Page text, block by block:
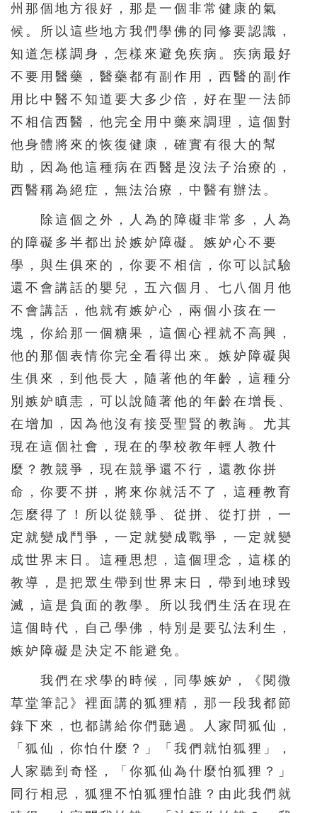
州那個地方很好，那是一個非常健康的氣
候。所以這些地方我們學佛的同修要認識，
知道怎樣調身，怎樣來避免疾病。疾病最好
不要用醫藥，醫藥都有副作用，西醫的副作
用比中醫不知道要大多少倍，好在聖一法師
不相信西醫，他完全用中藥來調理，這個對
他身體將來的恢復健康，確實有很大的幫
助，因為他這種病在西醫是沒法子治療的，
西醫稱為絕症，無法治療，中醫有辦法。
除這個之外，人為的障礙非常多，人為
的障礙多半都出於嫉妒障礙。嫉妒心不要
學，與生俱來的，你要不相信，你可以試驗
還不會講話的嬰兒，五六個月、七八個月他
不會講話，他就有嫉妒心，兩個小孩在一
塊，你給那一個糖果，這個心裡就不高興，
他的那個表情你完全看得出來。嫉妒障礙與
生俱來，到他長大，隨著他的年齡，這種分
別嫉妒瞋恚，可以說隨著他的年齡在增長、
在增加，因為他沒有接受聖賢的教誨。尤其
現在這個社會，現在的學校教年輕人教什
麼？教競爭，現在競爭還不行，還教你拼
命，你要不拼，將來你就活不了，這種教育
怎麼得了！所以從競爭、從拼、從打拼，一
定就變成鬥爭，一定就變成戰爭，一定就變
成世界末日。這種思想，這個理念，這樣的
教導，是把眾生帶到世界末日，帶到地球毀
滅，這是負面的教學。所以我們生活在現在
這個時代，自己學佛，特別是要弘法利生，
嫉妒障礙是決定不能避免。
我們在求學的時候，同學嫉妒，《閱微
草堂筆記》裡面講的狐狸精，那一段我都節
錄下來，也都講給你們聽過。人家問狐仙，
「狐仙，你怕什麼？」「我們就怕狐狸」，
人家聽到奇怪，「你狐仙為什麼怕狐狸？」
同行相忌，狐狸不怕狐狸怕誰？由此我們就